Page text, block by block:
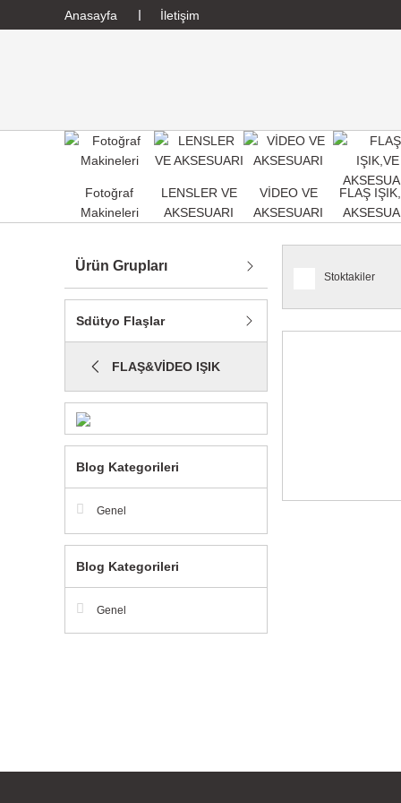
Anasayfa İletişim
Fotoğraf
Makineleri
LENSLER VE
AKSESUARI
VİDEO VE
AKSESUARI
FLAŞ
Ürün Grupları
Sdütyo Flaşlar
FLAŞ&VİDEO IŞIK
Blog Kategorileri
Genel
Blog Kategorileri
Genel
Stoktakiler